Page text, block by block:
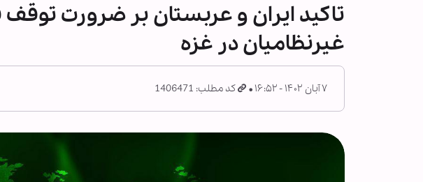
تاکید ایران و عربستان بر ضرورت
غیرنظامیان در غزه
۷ آبان ۱۴۰۲ - ۱۶:۵۲ کد مطلب: 1406471